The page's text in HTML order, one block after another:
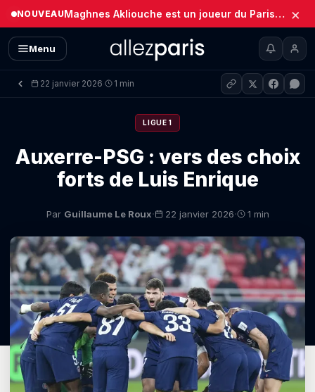
NOUVEAU Maghnes Akliouche est un joueur du Paris Saint-Germain (Officiel) ×
Menu
22 janvier 2026· 1 min
LIGUE 1
Auxerre-PSG : vers des choix
forts de Luis Enrique
Par Guillaume Le Roux· 22 janvier 2026· 1 min